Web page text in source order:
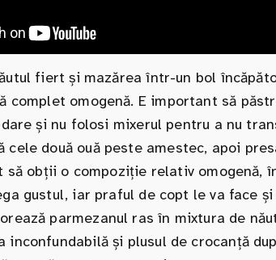
fiert și mazărea într-un bol
complet omogenă. E important să
și nu folosi mixerul pentru a nu
cele două ouă peste amestec, apoi
să obții o compoziție relativ omogenă,
gustul, iar praful de copt le va face
parmezanul ras în mixtura de
inconfundabilă și plusul de crocanță